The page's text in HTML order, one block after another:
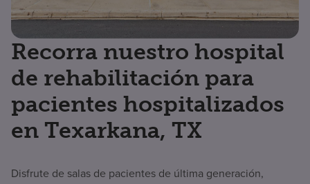
Recorra nuestro hospital
de rehabilitación para
pacientes hospitalizados
en Texarkana, TX
Disfrute de salas de pacientes de última generación,